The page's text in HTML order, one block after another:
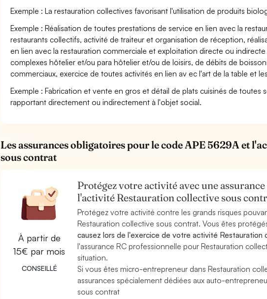
Exemple : La restauration collectives favorisant l'utilisation de produits
Exemple : Réalisation de toutes prestations de service en lien avec la
restaurants collectifs, activité de traiteur et organisation de réception,
en lien avec la restauration commerciale et exploitation directe ou
complexes hôtelier et/ou para hôtelier et/ou de loisirs, de débits de
commerciaux, exercice de toutes activités en lien av ec l'art de la table et
Exemple : Fabrication et vente en gros et détail de plats cuisinés de toutes
rapportant directement ou indirectement à l'objet social.
Les assurances obligatoires pour le code APE 5629A et
sous contrat
À partir de
15€ par mois
CONSEILLÉ
Protégez votre activité avec une
l'activité Restauration collective sous
Protégez votre activité contre les grands risques
Restauration collective sous contrat. Vous êtes
causez lors de l'exercice de votre activité Restauration
l'assurance RC professionnelle pour Restauration
situation.
Si vous êtes micro-entrepreneur dans Restauration
assurances spécialement dédiées aux auto-
sous contrat